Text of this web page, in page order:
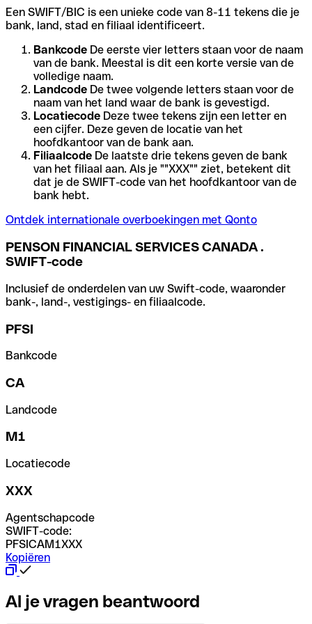
Een SWIFT/BIC is een unieke code van 8-11 tekens die je
bank, land, stad en filiaal identificeert.
Bankcode De eerste vier letters staan voor de naam
van de bank. Meestal is dit een korte versie van de
volledige naam.
Landcode De twee volgende letters staan voor de
naam van het land waar de bank is gevestigd.
Locatiecode Deze twee tekens zijn een letter en
een cijfer. Deze geven de locatie van het
hoofdkantoor van de bank aan.
Filiaalcode De laatste drie tekens geven de bank
van het filiaal aan. Als je ""XXX"" ziet, betekent dit
dat je de SWIFT-code van het hoofdkantoor van de
bank hebt.
Ontdek internationale overboekingen met Qonto
PENSON FINANCIAL SERVICES CANADA .
SWIFT-code
Inclusief de onderdelen van uw Swift-code, waaronder
bank-, land-, vestigings- en filiaalcode.
PFSI
Bankcode
CA
Landcode
M1
Locatiecode
XXX
Agentschapcode
SWIFT-code:
PFSICAM1XXX
Kopiëren
Al je vragen beantwoord